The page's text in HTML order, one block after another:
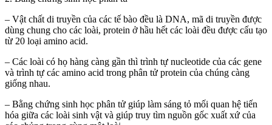
– Vật chất di truyền của các tế bào đều là DNA, mã di truyền được
dùng chung cho các loài, protein ở hầu hết các loài đều được cấu tạo
từ 20 loại amino acid.
– Các loài có họ hàng càng gần thì trình tự nucleotide của các gene
và trình tự các amino acid trong phân tử protein của chúng càng
giống nhau.
– Bằng chứng sinh học phân tử giúp làm sáng tỏ mối quan hệ tiến
hóa giữa các loài sinh vật và giúp truy tìm nguồn gốc xuất xứ của